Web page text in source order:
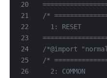
20
21
23
24
25
26
/*@import